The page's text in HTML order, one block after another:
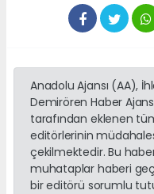
Anadolu Ajansı (AA),
Demirören Haber
tarafından eklenen
editörlerinin
çekilmektedir. Bu
muhataplar haberi
bir editörü sorumlu